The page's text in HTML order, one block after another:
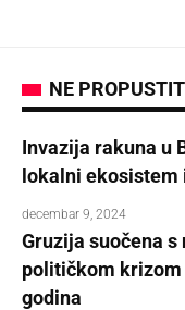
NE
Invazija rakuna u
lokalni ekosistem
decembar 9, 2024
Gruzija suočena s
političkom
godina